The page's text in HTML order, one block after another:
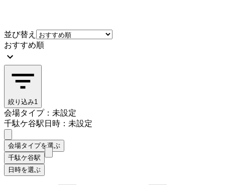
並び替え
おすすめ順
絞り込み1
会場タイプ：未設定
千駄ケ谷駅日時：未設定
会場タイプを選ぶ
千駄ケ谷駅
日時を選ぶ